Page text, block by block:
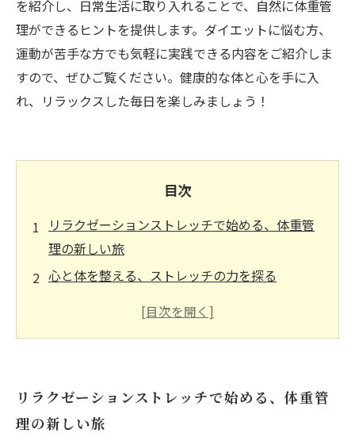
を紹介し、日常生活に取り入れることで、自然に体重管
理ができるヒントを提供します。ダイエットに悩む方、
運動が苦手な方でも気軽に実践できる内容をご紹介しま
すので、ぜひご覧ください。健康的な体と心を手に入
れ、リラックスした毎日を楽しみましょう！
目次
リラクゼーションストレッチで始める、体重管
理の新しい旅
心と体を整える、ストレッチの力を探る
ストレス軽減と筋肉の柔軟性がもたらすダイエ
ダイエットの成功をサポートするメンタルケア
の重要性
リラクゼーションストレッチで始める、体重管
理の新しい旅